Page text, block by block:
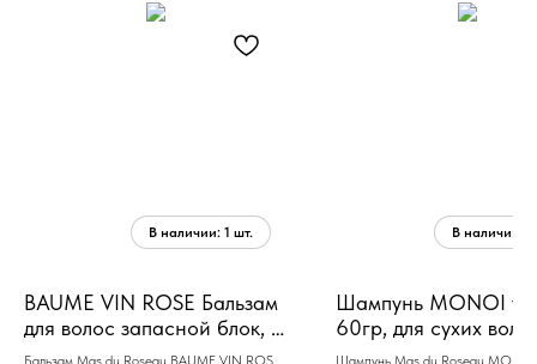
BAUME VIN ROSE Бальзам
для волос запасной блок, 1
л
Бальзам Mas du Roseau BAUME VIN ROSE
Шампунь MONOI
60гр, для сухих
Шампунь Mas du Roseau